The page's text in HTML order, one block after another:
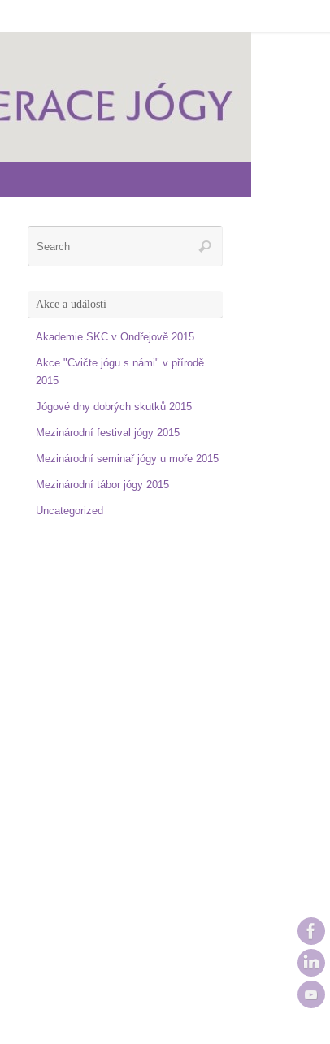
Akce a události
Akademie SKC v Ondřejově 2015
Akce "Cvičte jógu s námi" v přírodě
2015
Jógové dny dobrých skutků 2015
Mezinárodní festival jógy 2015
Mezinárodní seminař jógy u moře 2015
Mezinárodní tábor jógy 2015
Uncategorized